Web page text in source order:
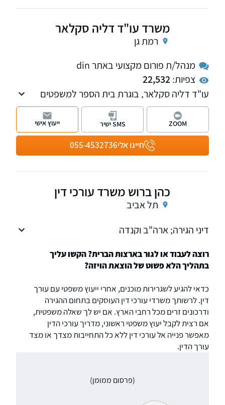
משרד עו"ד דליה סקלאר
רמת גן
מנהל/ת פורום מקצועי באתר din
צפיות:22,532
עו"ד דליה סקלאר, בוגרת בית הספר למשפטים
במנצ'סטר ועוסק בדיני אנגליה מניהול עסקים
מורכבים בממלכה ועד טיפול בתיקי הגירה ומשפט
אזרחי.
חייגו אלי055-4532736
ZOOM SMS ישיר ייעוץ אישי
כהן ברוש משרד עורכי דין
תל אביב
דיני הגירה; ארה"ב וקנדה
רוצה לעבוד או לגור בארצות הברית? הקשו עליך
בתהליך הלא פשוט של הוצאת הויזה?
כדאי להגיע לשגרירות מוכנים, אחרי ייעוץ משפטי עם עורך
דין. לרשותך משרדי עורכי דין העוסקים בתחום ההגירה
ודרכונים זרים מכל רחבי הארץ. אם יש לך שאלה משפטית,
אם רצית לקבל יעוץ משפטי ראשוני, מדריך עורכי הדין
מאפשר פנייה אל עורכי דין ללא כל התחייבות מצדך או מצד
עורך הדין.
(פרסום ממומן)